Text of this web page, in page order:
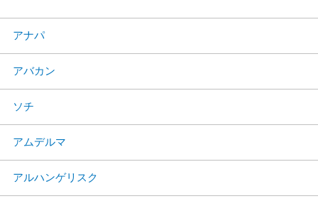
アナパ
アバカン
ソチ
アムデルマ
アルハンゲリスク